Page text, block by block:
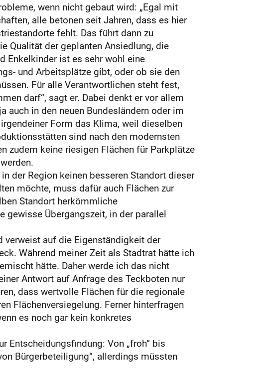
wenn nicht gebaut wird: „Egal mit
alle betonen seit Jahren, dass es hier
fehlt. Das führt dann zu
Qualität der geplanten Ansiedlung, die
Enkelkinder ist es sehr wohl eine
und Arbeitsplätze gibt, oder ob sie den
Für alle Verantwortlichen steht fest,
darf“, sagt er. Dabei denkt er vor allem
auch in den neuen Bundesländern oder im
Form das Klima, weil dieselben
sind nach den modernsten
zudem keine riesigen Flächen für Parkplätze
der Region keinen besseren Standort dieser
möchte, muss dafür auch Flächen zur
Standort herkömmliche
gewisse Übergangszeit, in der parallel
verweist auf die Eigenständigkeit der
Während meiner Zeit als Stadtrat hätte ich
hätte. Daher werde ich das nicht
Antwort auf Anfrage des Teckboten nur
dass wertvolle Flächen für die regionale
Flächenversiegelung. Ferner hinterfragen
es noch gar kein konkretes
Entscheidungsfindung: Von „froh“ bis
Bürgerbeteiligung“, allerdings müssten